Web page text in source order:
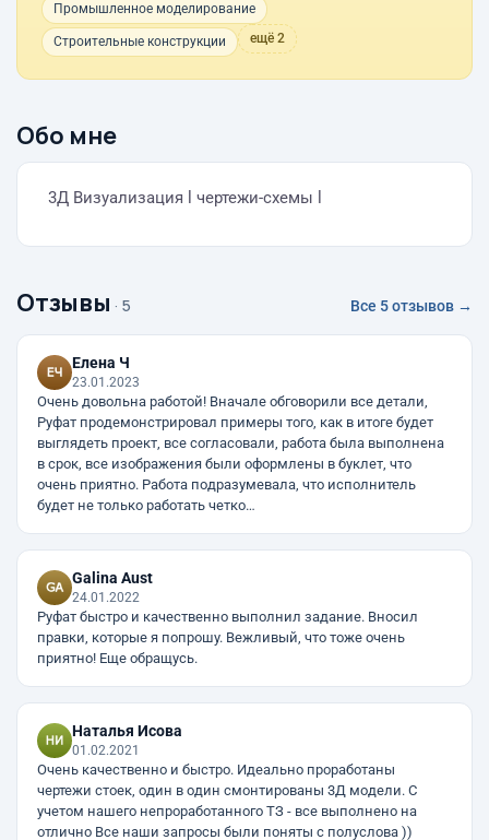
Промышленное моделирование
Строительные конструкции ещё 2
Обо мне
3Д Визуализация l чертежи-схемы l
Отзывы · 5 Все 5 отзывов →
Елена Ч
23.01.2023
Очень довольна работой! Вначале обговорили все детали,
Руфат продемонстрировал примеры того, как в итоге будет
выглядеть проект, все согласовали, работа была выполнена
в срок, все изображения были оформлены в буклет, что
очень приятно. Работа подразумевала, что исполнитель
будет не только работать четко…
Galina Aust
24.01.2022
Руфат быстро и качественно выполнил задание. Вносил
правки, которые я попрошу. Вежливый, что тоже очень
приятно! Еще обращусь.
Наталья Исова
01.02.2021
Очень качественно и быстро. Идеально проработаны
чертежи стоек, один в один смонтированы 3Д модели. С
учетом нашего непроработанного ТЗ - все выполнено на
отлично Все наши запросы были поняты с полуслова ))